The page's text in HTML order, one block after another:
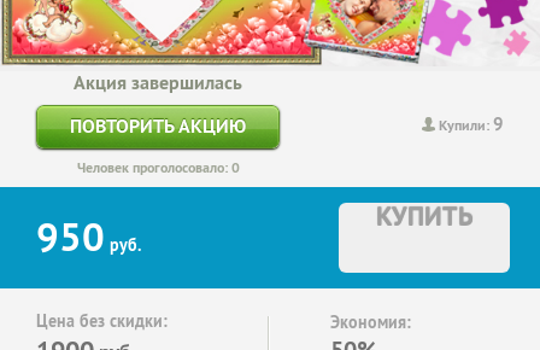
Купили:9
Акция завершилась
ПОВТОРИТЬ АКЦИЮ
Человек проголосовало: 0
950 руб.
КУПИТЬ
Цена без скидки: Экономия: